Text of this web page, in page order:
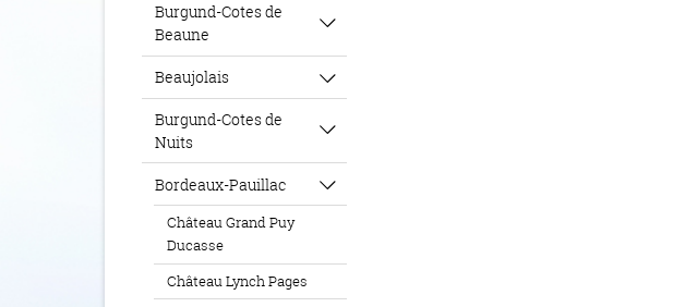
Burgund-Cotes de
Beaune
Beaujolais
Burgund-Cotes de
Nuits
Bordeaux-Pauillac
Château Grand Puy
Ducasse
Château Lynch Pages